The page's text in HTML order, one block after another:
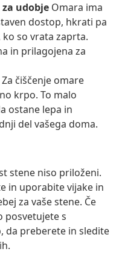
udobje Omara ima
dostop, hkrati pa
so vrata zaprta.
in prilagojena za
Za čiščenje omare
krpo. To malo
ostane lepa in
del vašega doma.
stene niso priloženi.
in uporabite vijake in
za vaše stene. Če
posvetujete s
da preberete in sledite